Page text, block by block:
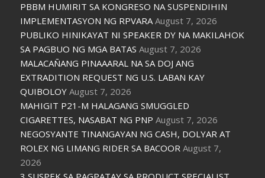
PBBM HUMIRIT SA KONGRESO NA SUSPENDIHIN
IMPLEMENTASYON NG RPVARA August 7, 2026
PUBLIKO HINIKAYAT NI SPEAKER DY NA MAKILAHOK
SA PAGBUO NG MGA BATAS August 7, 2026
MALACAÑANG PINAAARAL NA SA DOJ ANG
EXTRADITION REQUEST NG U.S. LABAN KAY
QUIBOLOY August 7, 2026
MAHIGIT P21-M HALAGANG SMUGGLED
CIGARETTES, NASABAT NG PNP August 7, 2026
NEGOSYANTE TINANGAYAN NG CASH, DOLYAR AT
ROLEX NG LIMANG RIDER SA BACOOR August 7,
2026